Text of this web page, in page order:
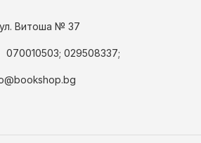
Витоша № 37
070010503; 029508337;